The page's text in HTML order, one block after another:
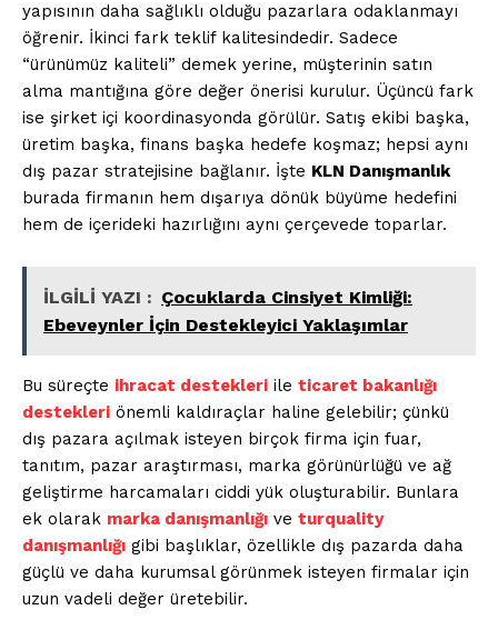
yapısının daha sağlıklı olduğu pazarlara odaklanmayı
öğrenir. İkinci fark teklif kalitesindedir. Sadece
“ürünümüz kaliteli” demek yerine, müşterinin satın
alma mantığına göre değer önerisi kurulur. Üçüncü fark
ise şirket içi koordinasyonda görülür. Satış ekibi başka,
üretim başka, finans başka hedefe koşmaz; hepsi aynı
dış pazar stratejisine bağlanır. İşte KLN Danışmanlık
burada firmanın hem dışarıya dönük büyüme hedefini
hem de içerideki hazırlığını aynı çerçevede toparlar.
İLGİLİ YAZI : Çocuklarda Cinsiyet Kimliği:
Ebeveynler İçin Destekleyici Yaklaşımlar
Bu süreçte ihracat destekleri ile ticaret bakanlığı
destekleri önemli kaldıraçlar haline gelebilir; çünkü
dış pazara açılmak isteyen birçok firma için fuar,
tanıtım, pazar araştırması, marka görünürlüğü ve ağ
geliştirme harcamaları ciddi yük oluşturabilir. Bunlara
ek olarak marka danışmanlığı ve turquality
danışmanlığı gibi başlıklar, özellikle dış pazarda daha
güçlü ve daha kurumsal görünmek isteyen firmalar için
uzun vadeli değer üretebilir.